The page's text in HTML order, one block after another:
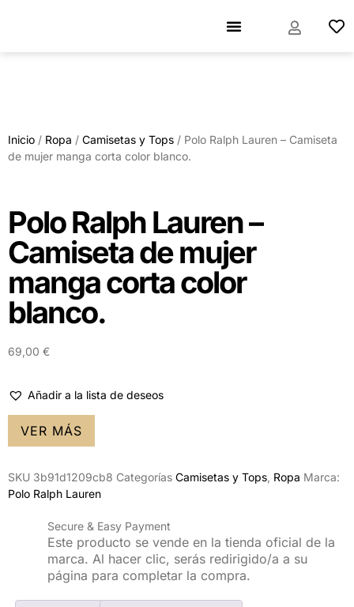
Inicio / Ropa / Camisetas y Tops / Polo Ralph Lauren – Camiseta
de mujer manga corta color blanco.
Polo Ralph Lauren –
Camiseta de mujer
manga corta color
blanco.
69,00 €
Añadir a la lista de deseos
VER MÁS
SKU 3b91d1209cb8 Categorías Camisetas y Tops Ropa Marca:
Polo Ralph Lauren
Secure & Easy Payment
Este producto se vende en la tienda oficial de la
marca. Al hacer clic, serás redirigido/a a su
página para completar la compra.